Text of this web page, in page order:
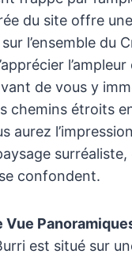
du site offre
l’ensemble du
l’ampleur
de vous y
chemins étroits
aurez
surréaliste,
confondent.
Vue
est situé sur